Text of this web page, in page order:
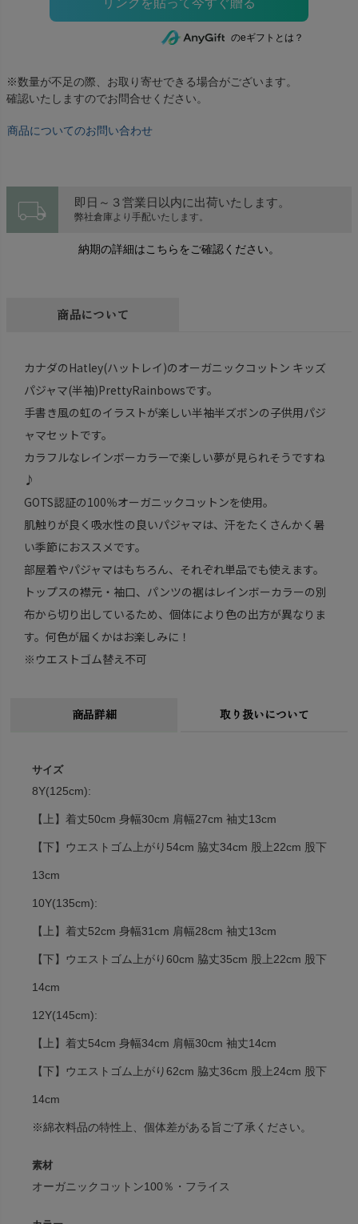
のeギフトとは？
※数量が不足の際、お取り寄せできる場合がございます。
確認いたしますのでお問合せください。
商品についてのお問い合わせ
local_shipping 即日～３営業日以内に出荷いたします。
弊社倉庫より手配いたします。
納期の詳細はこちらをご確認ください。
商品について
カナダのHatley(ハットレイ)のオーガニックコットン キッズ
パジャマ(半袖)PrettyRainbowsです。
手書き風の虹のイラストが楽しい半袖半ズボンの子供用パジ
ャマセットです。
カラフルなレインボーカラーで楽しい夢が見られそうですね
♪
GOTS認証の100％オーガニックコットンを使用。
肌触りが良く吸水性の良いパジャマは、汗をたくさんかく暑
い季節におススメです。
部屋着やパジャマはもちろん、それぞれ単品でも使えます。
トップスの襟元・袖口、パンツの裾はレインボーカラーの別
布から切り出しているため、個体により色の出方が異なりま
す。何色が届くかはお楽しみに！
※ウエストゴム替え不可
商品詳細 取り扱いについて
サイズ
8Y(125cm):
【上】着丈50cm 身幅30cm 肩幅27cm 袖丈13cm
【下】ウエストゴム上がり54cm 脇丈34cm 股上22cm 股下
13cm
10Y(135cm):
【上】着丈52cm 身幅31cm 肩幅28cm 袖丈13cm
【下】ウエストゴム上がり60cm 脇丈35cm 股上22cm 股下
14cm
12Y(145cm):
【上】着丈54cm 身幅34cm 肩幅30cm 袖丈14cm
【下】ウエストゴム上がり62cm 脇丈36cm 股上24cm 股下
14cm
※綿衣料品の特性上、個体差がある旨ご了承ください。
素材
オーガニックコットン100％・フライス